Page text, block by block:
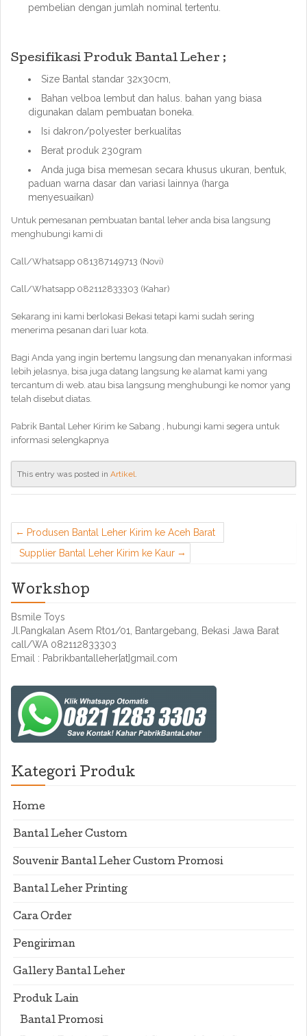
pembelian dengan jumlah nominal tertentu.
Spesifikasi Produk Bantal Leher ;
Size Bantal standar 32x30cm,
Bahan velboa lembut dan halus. bahan yang biasa
digunakan dalam pembuatan boneka.
Isi dakron/polyester berkualitas
Berat produk 230gram
Anda juga bisa memesan secara khusus ukuran, bentuk,
paduan warna dasar dan variasi lainnya (harga
menyesuaikan)
Untuk pemesanan pembuatan bantal leher anda bisa langsung
menghubungi kami di
Call/Whatsapp 081387149713 (Novi)
Call/Whatsapp 082112833303 (Kahar)
Sekarang ini kami berlokasi Bekasi tetapi kami sudah sering
menerima pesanan dari luar kota.
Bagi Anda yang ingin bertemu langsung dan menanyakan informasi
lebih jelasnya, bisa juga datang langsung ke alamat kami yang
tercantum di web. atau bisa langsung menghubungi ke nomor yang
telah disebut diatas.
Pabrik Bantal Leher Kirim ke Sabang , hubungi kami segera untuk
informasi selengkapnya
This entry was posted in Artikel.
Produsen Bantal Leher Kirim ke Aceh Barat
Supplier Bantal Leher Kirim ke Kaur
Workshop
Bsmile Toys
Jl.Pangkalan Asem Rt01/01, Bantargebang, Bekasi Jawa Barat
call/WA 082112833303
Email : Pabrikbantalleher[at]gmail.com
Kategori Produk
Home
Bantal Leher Custom
Souvenir Bantal Leher Custom Promosi
Bantal Leher Printing
Cara Order
Pengiriman
Gallery Bantal Leher
Produk Lain
Bantal Promosi